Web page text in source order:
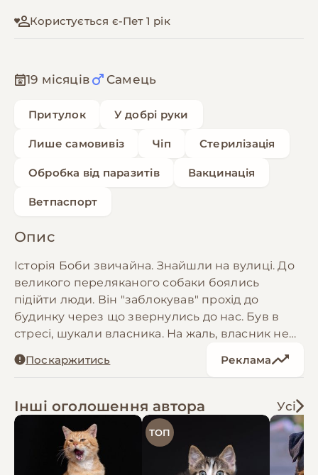
Користується є-Пет 1 рік
19 місяців Самець
Притулок У добрі руки
Лише самовивіз Чіп Стерилізація
Обробка від паразитів Вакцинація
Ветпаспорт
Опис
Історія Боби звичайна. Знайшли на вулиці. До
великого переляканого собаки боялись
підійти люди. Він "заблокував" прохід до
будинку через що звернулись до нас. Був в
стресі, шукали власника. На жаль, власник не
соціальним сторінкам та дошкам оголошень.
Він лагідний до своїх, вкрай недовірливий до
чужих. Справно показує Хто в домі хазяїн.
Спуску точно не дасть. Він потребує сильного
духом але лагідного, Терплячого та люблячого
партнера поруч. Бажано людину, яка знається
Поскаржитись Реклама
Інші оголошення автора Усі
ТОП